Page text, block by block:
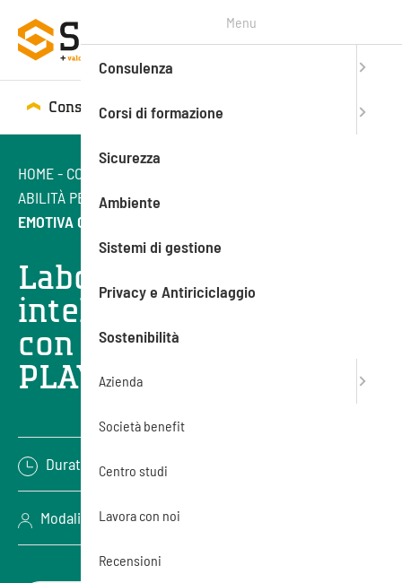
Consulenza Corsi di formazione
HOME- CORSI DI FORMAZIONE
ABILITÀ PERSONALI-LABORATORIO DI INTELLIGENZA
EMOTIVA CON LEGO® SERIOUS PLAY®
Laboratorio di
intelligenza emotiva
con LEGO® SERIOUS
PLAY®
Durata: 8 ore
Modalità: Aula (In presenza)
Menu
Consulenza
Corsi di formazione
Sicurezza
Ambiente
Sistemi di gestione
Privacy e Antiriciclaggio
Sostenibilità
Azienda
Società benefit
Centro studi
Lavora con noi
Recensioni